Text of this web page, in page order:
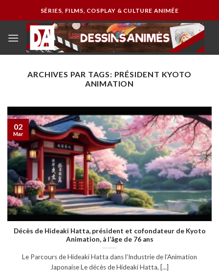
SÉRIES, FILMS, COSPLAY & CULTURE ANIMÉE
ARCHIVES PAR TAGS: PRÉSIDENT KYOTO
ANIMATION
Décès de Hideaki Hatta, président et cofondateur de Kyoto
Animation, à l’âge de 76 ans
Le Parcours de Hideaki Hatta dans l’Industrie de l’Animation
Japonaise Le décès de Hideaki Hatta, [...]
02
Mar